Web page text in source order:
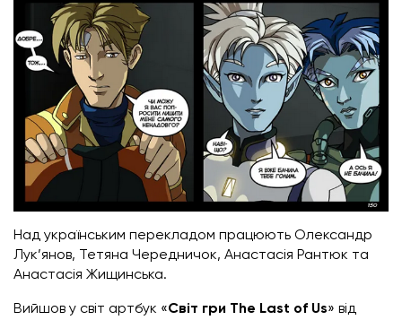
Над українським перекладом працюють Олександр
Лук’янов, Тетяна Чередничок, Анастасія Рантюк та
Анастасія Жищинська.
Вийшов у світ артбук «Світ гри The Last of Us» від